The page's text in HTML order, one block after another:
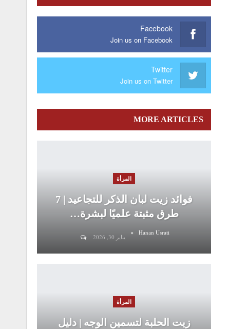
Facebook
Join us on Facebook
Twitter
Join us on Twitter
MORE ARTICLES
المرأة
فوائد زيت لبان الذكر للتجاعيد | 7
طرق مثبتة علميًا لبشرة…
Hanan Usrati
يناير 30, 2026
المرأة
زيت الحلبة لتسمين الوجه | دليل